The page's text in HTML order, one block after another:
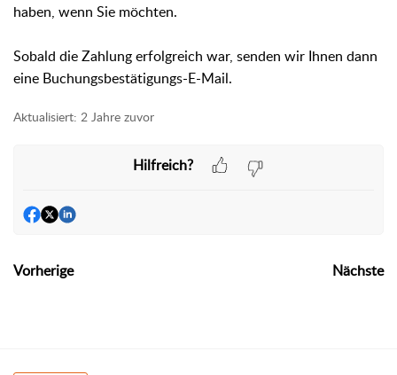
haben, wenn Sie möchten.
Sobald die Zahlung erfolgreich war, senden wir Ihnen dann
eine Buchungsbestätigungs-E-Mail.
Aktualisiert: 2 Jahre zuvor
Hilfreich?
Vorherige Nächste